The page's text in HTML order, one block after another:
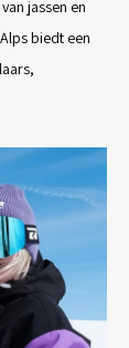
jassen en
biedt een